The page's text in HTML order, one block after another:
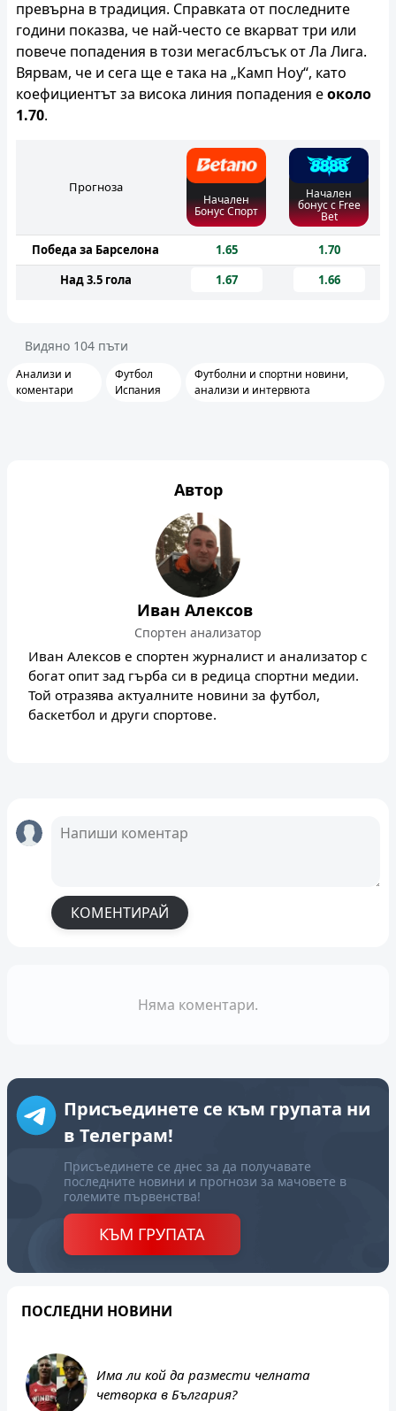
превърна в традиция. Справката от последните
години показва, че най-често се вкарват три или
повече попадения в този мегасблъсък от Ла Лига.
Вярвам, че и сега ще е така на „Камп Ноу“, като
коефициентът за висока линия попадения еоколо
1.70.
Прогноза
Начален
Бонус Спорт
Начален
бонус с Free
Bet
Победа за Барселона 1.65
1.70
Над 3.5 гола
1.67 1.66
Видяно 104 пъти
Анализи и
коментари
Футбол
Испания
Футболни и спортни новини,
анализи и интервюта
Автор
Иван Алексов
Спортен анализатор
Иван Алексов е спортен журналист и анализатор с
богат опит зад гърба си в редица спортни медии.
Той отразява актуалните новини за футбол,
баскетбол и други спортове.
КОМЕНТИРАЙ
Няма коментари.
Присъединете се към групата ни
в Телеграм!
Присъединете се днес за да получавате
последните новини и прогнози за мачовете в
големите първенства!
КЪМ ГРУПАТА
ПОСЛЕДНИ НОВИНИ
Има ли кой да размести челната
четворка в България?